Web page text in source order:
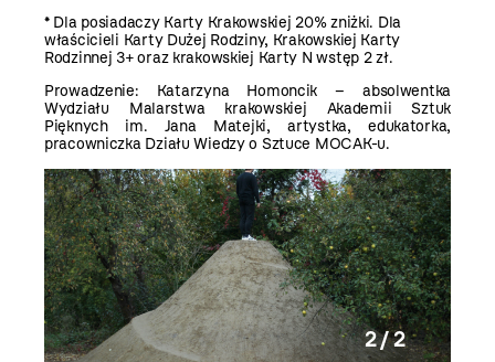
* Dla posiadaczy Karty Krakowskiej 20% zniżki. Dla
właścicieli Karty Dużej Rodziny, Krakowskiej Karty
Rodzinnej 3+ oraz krakowskiej Karty N wstęp 2 zł.
Prowadzenie: Katarzyna Homoncik – absolwentka
Wydziału Malarstwa krakowskiej Akademii Sztuk
Pięknych im. Jana Matejki, artystka, edukatorka,
pracowniczka Działu Wiedzy o Sztuce MOCAK-u.
2 / 2